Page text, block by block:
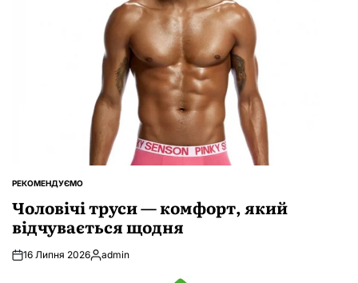
ОПУБЛІКУВАТИ
РЕКОМЕНДУЄМО
Чоловічі труси — комфорт, який
відчувається щодня
16 Липня 2026Опубліковано
admin